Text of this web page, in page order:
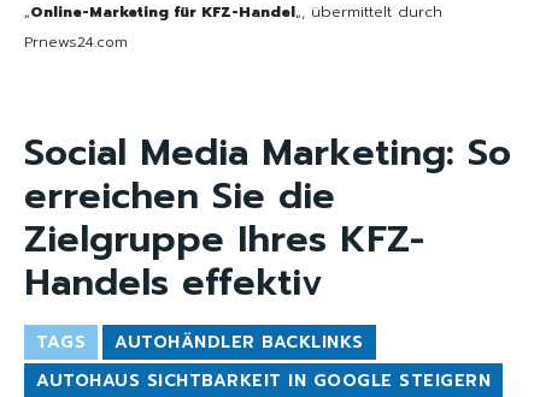
„Online-Marketing für KFZ-Handel„, übermittelt durch
Prnews24.com
Social Media Marketing: So
erreichen Sie die
Zielgruppe Ihres KFZ-
Handels effektiv
TAGS
AUTOHÄNDLER BACKLINKS
AUTOHAUS SICHTBARKEIT IN GOOGLE STEIGERN